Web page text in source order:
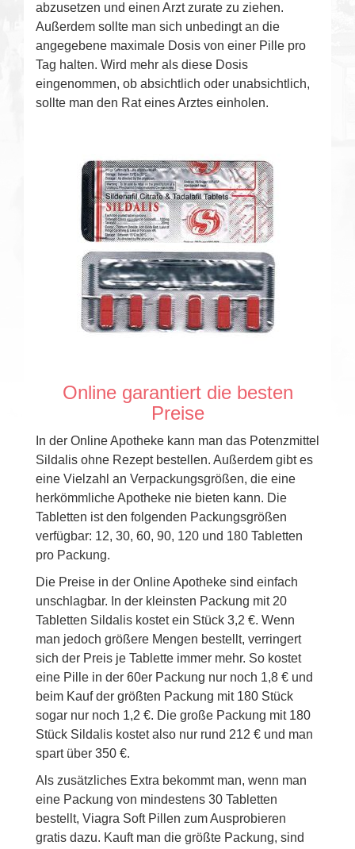
abzusetzen und einen Arzt zurate zu ziehen.
Außerdem sollte man sich unbedingt an die
angegebene maximale Dosis von einer Pille pro
Tag halten. Wird mehr als diese Dosis
eingenommen, ob absichtlich oder unabsichtlich,
sollte man den Rat eines Arztes einholen.
Online garantiert die besten
Preise
In der Online Apotheke kann man das Potenzmittel
Sildalis ohne Rezept bestellen. Außerdem gibt es
eine Vielzahl an Verpackungsgrößen, die eine
herkömmliche Apotheke nie bieten kann. Die
Tabletten ist den folgenden Packungsgrößen
verfügbar: 12, 30, 60, 90, 120 und 180 Tabletten
pro Packung.
Die Preise in der Online Apotheke sind einfach
unschlagbar. In der kleinsten Packung mit 20
Tabletten Sildalis kostet ein Stück 3,2 €. Wenn
man jedoch größere Mengen bestellt, verringert
sich der Preis je Tablette immer mehr. So kostet
eine Pille in der 60er Packung nur noch 1,8 € und
beim Kauf der größten Packung mit 180 Stück
sogar nur noch 1,2 €. Die große Packung mit 180
Stück Sildalis kostet also nur rund 212 € und man
spart über 350 €.
Als zusätzliches Extra bekommt man, wenn man
eine Packung von mindestens 30 Tabletten
bestellt, Viagra Soft Pillen zum Ausprobieren
gratis dazu. Kauft man die größte Packung, sind